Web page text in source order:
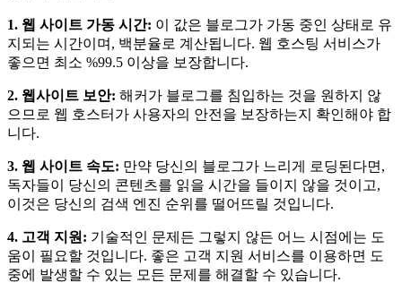
1. 웹 사이트 가동 시간: 이 값은 블로그가 가동 중인 상태로 유
지되는 시간이며, 백분율로 계산됩니다. 웹 호스팅 서비스가
좋으면 최소 %99.5 이상을 보장합니다.
2. 웹사이트 보안: 해커가 블로그를 침입하는 것을 원하지 않
으므로 웹 호스터가 사용자의 안전을 보장하는지 확인해야 합
니다.
3. 웹 사이트 속도: 만약 당신의 블로그가 느리게 로딩된다면,
독자들이 당신의 콘텐츠를 읽을 시간을 들이지 않을 것이고,
이것은 당신의 검색 엔진 순위를 떨어뜨릴 것입니다.
4. 고객 지원: 기술적인 문제든 그렇지 않든 어느 시점에는 도
움이 필요할 것입니다. 좋은 고객 지원 서비스를 이용하면 도
중에 발생할 수 있는 모든 문제를 해결할 수 있습니다.